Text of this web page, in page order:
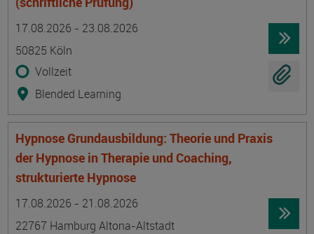
17.08.2026 - 23.08.2026
50825 Köln
Vollzeit
Blended Learning
Hypnose Grundausbildung: Theorie und Praxis
der Hypnose in Therapie und Coaching,
strukturierte Hypnose
17.08.2026 - 21.08.2026
22767 Hamburg Altona-Altstadt